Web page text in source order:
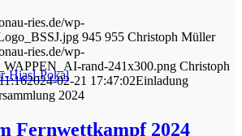
Hiasl-Pokal
ries.de/wp-
945 955 Christoph Müller
ries.de/wp-
rand-241x300.png Christoph
2024-02-21 17:47:02Einladung
2024
Fernwettkampf 2024